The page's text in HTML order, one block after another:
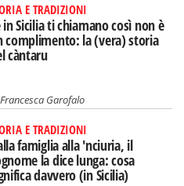
E TRADIZIONI
in Sicilia ti chiamano così non è
complimento: la (vera) storia
càntaru
Francesca Garofalo
E TRADIZIONI
famiglia alla 'nciuria, il
la dice lunga: cosa
davvero (in Sicilia)